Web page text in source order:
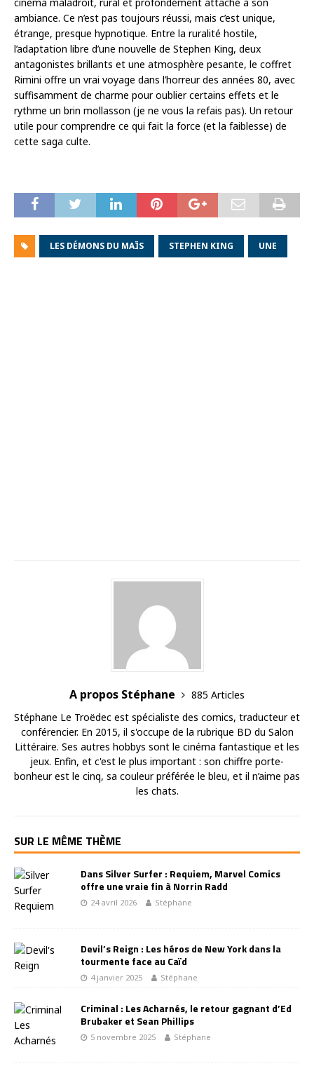
ambiance. Ce n’est pas toujours réussi, mais c’est unique,
étrange, presque hypnotique. Entre la ruralité hostile,
l’adaptation libre d’une nouvelle de Stephen King, deux
antagonistes brillants et une atmosphère pesante, le coffret
Rimini offre un vrai voyage dans l’horreur des années 80, avec
suffisamment de charme pour oublier certains effets et le
rythme un brin mollasson (je ne vous la refais pas). Un retour
utile pour comprendre ce qui fait la force (et la faiblesse) de
cette saga culte.
LES DÉMONS DU MAÏS STEPHEN KING UNE
A propos Stéphane
885 Articles
Stéphane Le Troëdec est spécialiste des comics, traducteur et
conférencier. En 2015, il s'occupe de la rubrique BD du Salon
Littéraire. Ses autres hobbys sont le cinéma fantastique et les
jeux. Enfin, et c'est le plus important : son chiffre porte-
bonheur est le cinq, sa couleur préférée le bleu, et il n’aime pas
les chats.
SUR LE MÊME THÈME
Dans Silver Surfer : Requiem, Marvel Comics
offre une vraie fin à Norrin Radd
24 avril 2026 Stéphane
Devil’s Reign : Les héros de New York dans la
tourmente face au Caïd
4 janvier 2025 Stéphane
Criminal : Les Acharnés, le retour gagnant d’Ed
Brubaker et Sean Phillips
5 novembre 2025 Stéphane